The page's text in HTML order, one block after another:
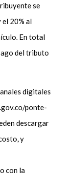
se
el 20% al
En total
del tributo
digitales
ponte-
descargar
y
con la